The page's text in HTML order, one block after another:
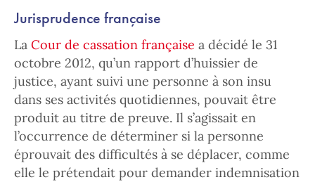
Jurisprudence française
La Cour de cassation française a décidé le 31
octobre 2012, qu’un rapport d’huissier de
justice, ayant suivi une personne à son insu
dans ses activités quotidiennes, pouvait être
produit au titre de preuve. Il s’agissait en
l’occurrence de déterminer si la personne
éprouvait des difficultés à se déplacer, comme
elle le prétendait pour demander indemnisation